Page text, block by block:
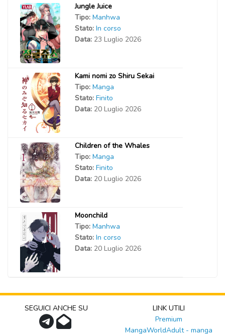
Jungle Juice
Tipo: Manhwa
Stato: In corso
Data: 23 Luglio 2026
Kami nomi zo Shiru Sekai
Tipo: Manga
Stato: Finito
Data: 20 Luglio 2026
Children of the Whales
Tipo: Manga
Stato: Finito
Data: 20 Luglio 2026
Moonchild
Tipo: Manhwa
Stato: In corso
Data: 20 Luglio 2026
SEGUICI ANCHE SU
LINK UTILI
Premium
MangaWorldAdult - manga